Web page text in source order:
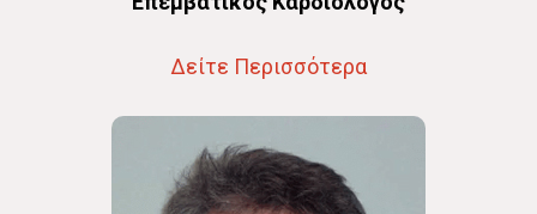
Δείτε Περισσότερα